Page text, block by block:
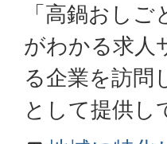
「高鍋おし
がわかる求人
る企業を訪問
として提供し